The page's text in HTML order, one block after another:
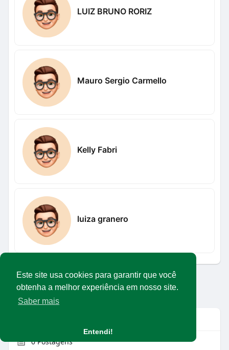
Este site usa cookies para garantir que você
obtenha a melhor experiência em nosso site.
Saber mais
Entendi!
LUIZ BRUNO RORIZ
Mauro Sergio Carmello
Kelly Fabri
luiza granero
Carregar mais usuários
0Postagens